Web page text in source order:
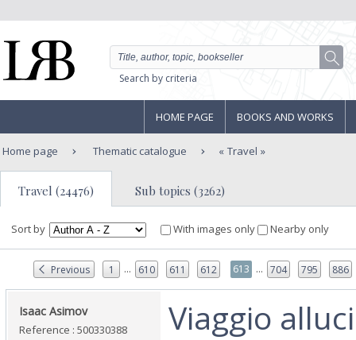
Search by criteria
HOME PAGE BOOKS AND WORKS
Home page Thematic catalogue Travel
Travel (24476) Sub topics (3262)
Sort by With images only Nearby only
Previous 1 ... 610 611 612 613 ... 704 795 886
‎Isaac Asimov‎
Reference : 500330388
‎Viaggio